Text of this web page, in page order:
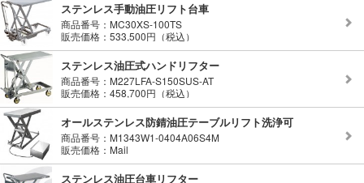
ステンレス手動油圧リフト台車
商品番号：MC30XS-100TS
販売価格：533,500円（税込）
ステンレス油圧式ハンドリフター
商品番号：M227LFA-S150SUS-AT
販売価格：458,700円（税込）
オールステンレス防錆油圧テーブルリフト洗浄可
商品番号：M1343W1-0404A06S4M
販売価格：Mail
ステンレス油圧台車リフター